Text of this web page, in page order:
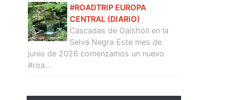
#ROADTRIP EUROPA
CENTRAL (DIARIO)
Cascadas de Gaishöll en la
Selva Negra Este mes de
junio de 2026 comenzamos un nuevo
#roa…